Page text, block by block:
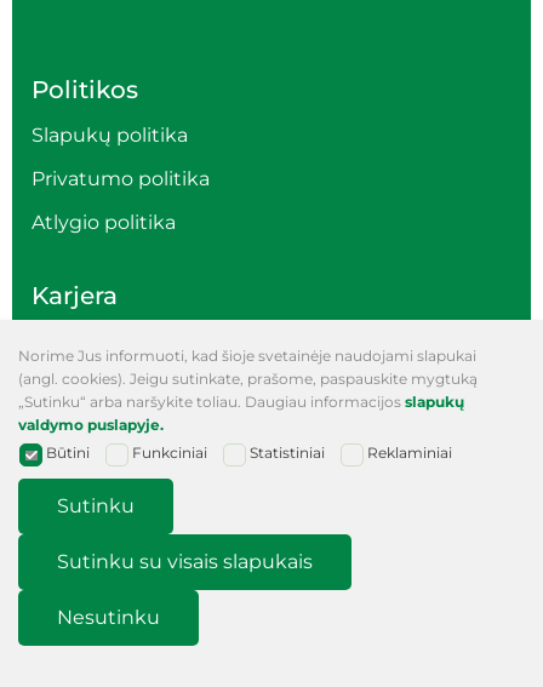
Politikos
Slapukų politika
Privatumo politika
Atlygio politika
Karjera
Kontaktai
Naujienų prenumerata
Prenumeruokite naujienlaiškį ir sužinokite visą
svarbią informaciją ir naujienas pirmi!
Prenumeruoti
Norime Jus informuoti, kad šioje svetainėje naudojami slapukai
(angl. cookies). Jeigu sutinkate, prašome, paspauskite mygtuką
„Sutinku“ arba naršykite toliau. Daugiau informacijos slapukų
valdymo puslapyje.
Būtini
Funkciniai Statistiniai Reklaminiai
Sutinku
Sutinku su visais slapukais
Nesutinku